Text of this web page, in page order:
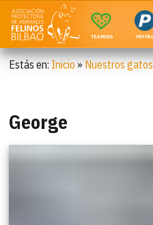
TEAMING PAYPAL
Estás en: Inicio » Nuestros gatos
George